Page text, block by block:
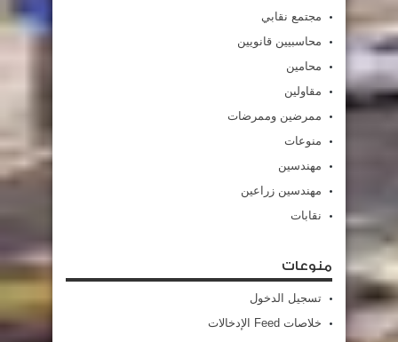
مجتمع نقابي
محاسبيين قانويين
محامين
مقاولين
ممرضين وممرضات
منوعات
مهندسين
مهندسين زراعين
نقابات
منوعات
تسجيل الدخول
خلاصات Feed الإدخالات